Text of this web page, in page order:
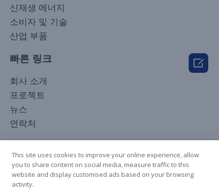
신재생 에너지
소비자 및 기술
산업 부품
빠른 링크
회사 소개
프로젝트
뉴스
연락처
German

This site uses cookies to improve your online experience, allow
you to share content on social media, measure traffic to this
website and display customised ads based on your browsing
activity.